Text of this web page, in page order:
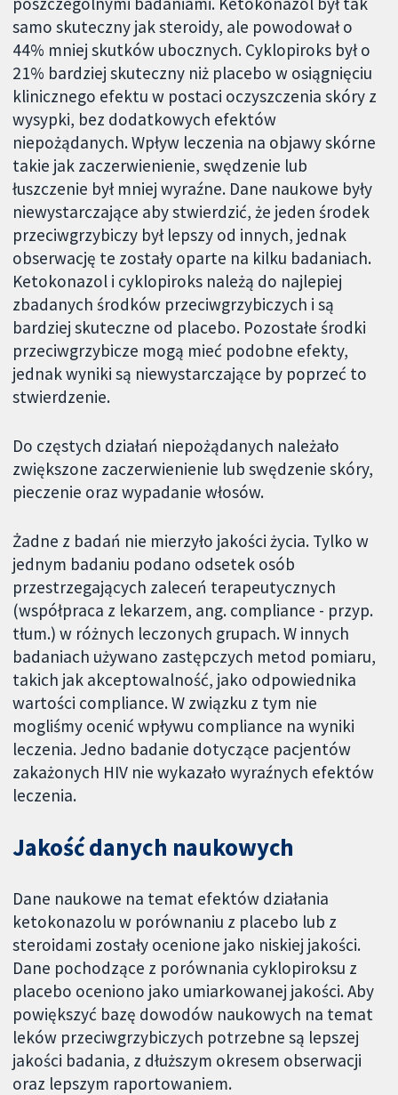
samo skuteczny jak steroidy, ale powodował o
44% mniej skutków ubocznych. Cyklopiroks był o
21% bardziej skuteczny niż placebo w osiągnięciu
klinicznego efektu w postaci oczyszczenia skóry z
wysypki, bez dodatkowych efektów
niepożądanych. Wpływ leczenia na objawy skórne
takie jak zaczerwienienie, swędzenie lub
łuszczenie był mniej wyraźne. Dane naukowe były
niewystarczające aby stwierdzić, że jeden środek
przeciwgrzybiczy był lepszy od innych, jednak
obserwację te zostały oparte na kilku badaniach.
Ketokonazol i cyklopiroks należą do najlepiej
zbadanych środków przeciwgrzybiczych i są
bardziej skuteczne od placebo. Pozostałe środki
przeciwgrzybicze mogą mieć podobne efekty,
jednak wyniki są niewystarczające by poprzeć to
stwierdzenie.
Do częstych działań niepożądanych należało
zwiększone zaczerwienienie lub swędzenie skóry,
pieczenie oraz wypadanie włosów.
Żadne z badań nie mierzyło jakości życia. Tylko w
jednym badaniu podano odsetek osób
przestrzegających zaleceń terapeutycznych
(współpraca z lekarzem, ang. compliance - przyp.
tłum.) w różnych leczonych grupach. W innych
badaniach używano zastępczych metod pomiaru,
takich jak akceptowalność, jako odpowiednika
wartości compliance. W związku z tym nie
mogliśmy ocenić wpływu compliance na wyniki
leczenia. Jedno badanie dotyczące pacjentów
zakażonych HIV nie wykazało wyraźnych efektów
leczenia.
Jakość danych naukowych
Dane naukowe na temat efektów działania
ketokonazolu w porównaniu z placebo lub z
steroidami zostały ocenione jako niskiej jakości.
Dane pochodzące z porównania cyklopiroksu z
placebo oceniono jako umiarkowanej jakości. Aby
powiększyć bazę dowodów naukowych na temat
leków przeciwgrzybiczych potrzebne są lepszej
jakości badania, z dłuższym okresem obserwacji
oraz lepszym raportowaniem.